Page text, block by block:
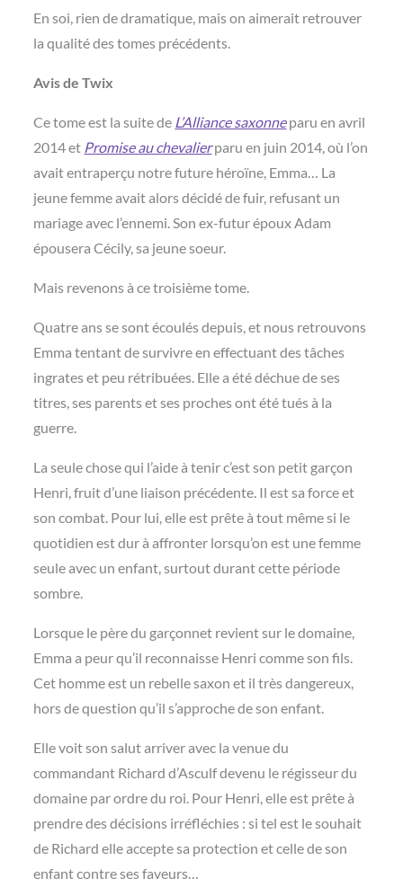
En soi, rien de dramatique, mais on aimerait retrouver
la qualité des tomes précédents.
Avis de Twix
Ce tome est la suite de L’Alliance saxonneparu en avril
2014 et Promise au chevalierparu en juin 2014, où l’on
avait entraperçu notre future héroïne, Emma… La
jeune femme avait alors décidé de fuir, refusant un
mariage avec l’ennemi. Son ex-futur époux Adam
épousera Cécily, sa jeune soeur.
Mais revenons à ce troisième tome.
Quatre ans se sont écoulés depuis, et nous retrouvons
Emma tentant de survivre en effectuant des tâches
ingrates et peu rétribuées. Elle a été déchue de ses
titres, ses parents et ses proches ont été tués à la
guerre.
La seule chose qui l’aide à tenir c’est son petit garçon
Henri, fruit d’une liaison précédente. Il est sa force et
son combat. Pour lui, elle est prête à tout même si le
quotidien est dur à affronter lorsqu’on est une femme
seule avec un enfant, surtout durant cette période
sombre.
Lorsque le père du garçonnet revient sur le domaine,
Emma a peur qu’il reconnaisse Henri comme son fils.
Cet homme est un rebelle saxon et il très dangereux,
hors de question qu’il s’approche de son enfant.
Elle voit son salut arriver avec la venue du
commandant Richard d’Asculf devenu le régisseur du
domaine par ordre du roi. Pour Henri, elle est prête à
prendre des décisions irréfléchies : si tel est le souhait
de Richard elle accepte sa protection et celle de son
enfant contre ses faveurs…